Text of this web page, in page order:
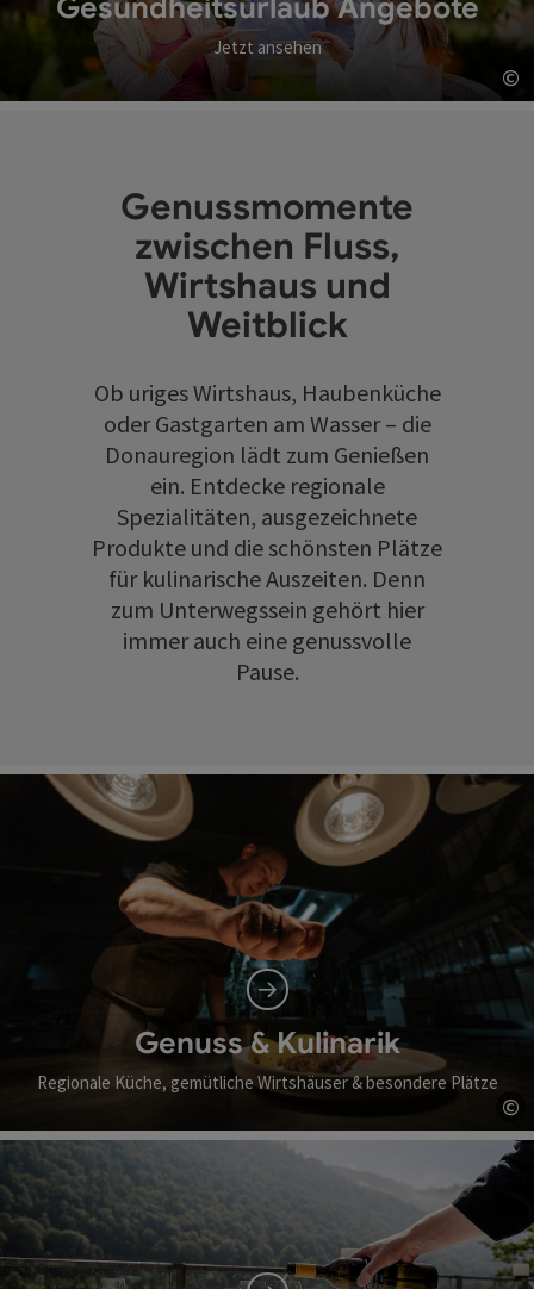
Gesundheitsurlaub Angebote
Jetzt ansehen
©
Genussmomente
zwischen Fluss,
Wirtshaus und
Weitblick
Ob uriges Wirtshaus, Haubenküche
oder Gastgarten am Wasser – die
Donauregion lädt zum Genießen
ein. Entdecke regionale
Spezialitäten, ausgezeichnete
Produkte und die schönsten Plätze
für kulinarische Auszeiten. Denn
zum Unterwegssein gehört hier
immer auch eine genussvolle
Pause.
Genuss & Kulinarik
Regionale Küche, gemütliche Wirtshäuser & besondere Plätze
©